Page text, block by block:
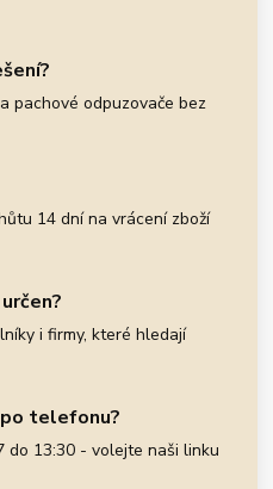
pachové odpuzovače bez
14 dní na vrácení zboží
i firmy, které hledají
po telefonu?
do 13:30 - volejte naši linku